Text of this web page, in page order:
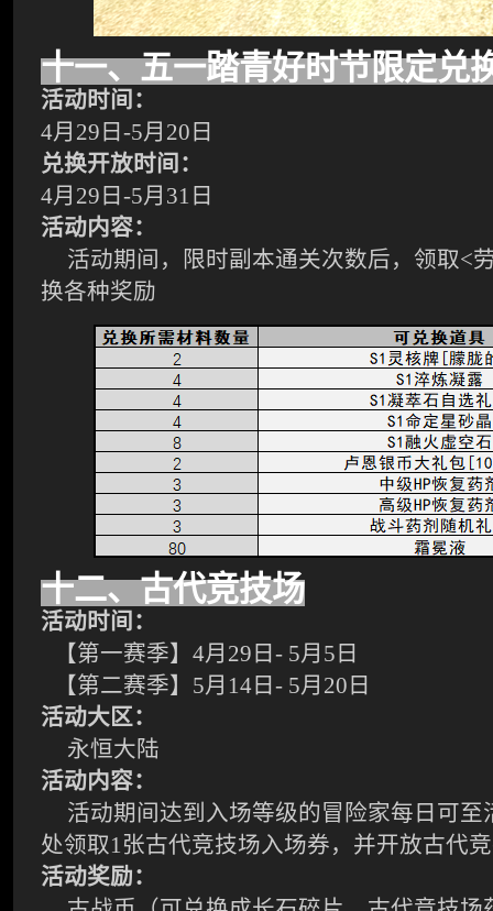
十一、五一踏青好时节限定兑
活动时间：
4月29日-5月20日
兑换开放时间：
4月29日-5月31日
活动内容：
活动期间，限时副本通关次数后，领取<
换各种奖励
十二、古代竞技场
活动时间：
【第一赛季】 4月 29 日 - 5月 5 日
【第二赛季】 5月 14日 - 5月20 日
活动大区：
永恒大陆
活动内容：
活动期间达到入场等级的冒险家每日可至
处领取1张古代竞技场入场券，并开放古代
活动奖励：